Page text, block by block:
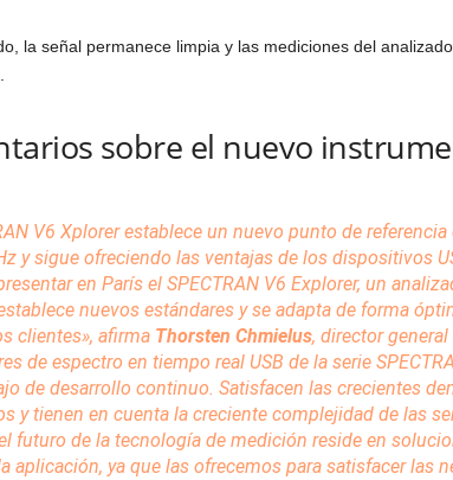
la señal permanece limpia y las mediciones del
sobre el nuevo
V6 Xplorer establece un nuevo punto de
y sigue ofreciendo las ventajas de los dispositivos
en París el SPECTRAN V6 Explorer, un
nuevos estándares y se adapta de forma
clientes», afirma Thorsten Chmielus, director
de espectro en tiempo real USB de la serie
de desarrollo continuo. Satisfacen las crecientes
y tienen en cuenta la creciente complejidad de las
futuro de la tecnología de medición reside en
aplicación, ya que las ofrecemos para satisfacer las